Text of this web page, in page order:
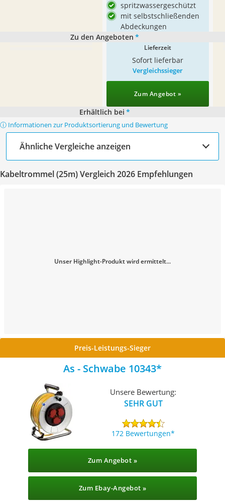
spritzwassergeschützt
mit selbstschließenden
Abdeckungen
Zu den Angeboten *
Lieferzeit
Sofort lieferbar
Vergleichssieger
Zum Angebot »
Erhältlich bei *
ⓘ Informationen zur Produktsortierung und Bewertung
Ähnliche Vergleiche anzeigen
Kabeltrommel (25m) Vergleich 2026 Empfehlungen
Unser Highlight-Produkt wird ermittelt...
Preis-Leistungs-Sieger
As - Schwabe 10343
Unsere Bewertung:
SEHR GUT
172 Bewertungen
Zum Angebot »
Zum Ebay-Angebot »